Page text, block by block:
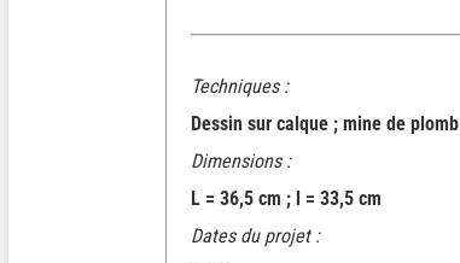
Techniques :
Dessin sur calque ; mine de plomb
Dimensions :
L = 36,5 cm ; l = 33,5 cm
Dates du projet :